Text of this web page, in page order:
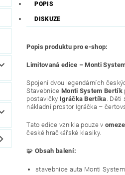
POPIS
DISKUZE
Popis produktu pro e-shop:
Limitovaná edice – Monti
Spojení dvou legendárních
Stavebnice Monti System Bertík
postavičky Igráčka Bertíka. Děti
nákladní prostor Igráčka –
Tato edice vznikla pouze v
české hračkářské klasiky.
🧩Obsah balení:
stavebnice auta Monti